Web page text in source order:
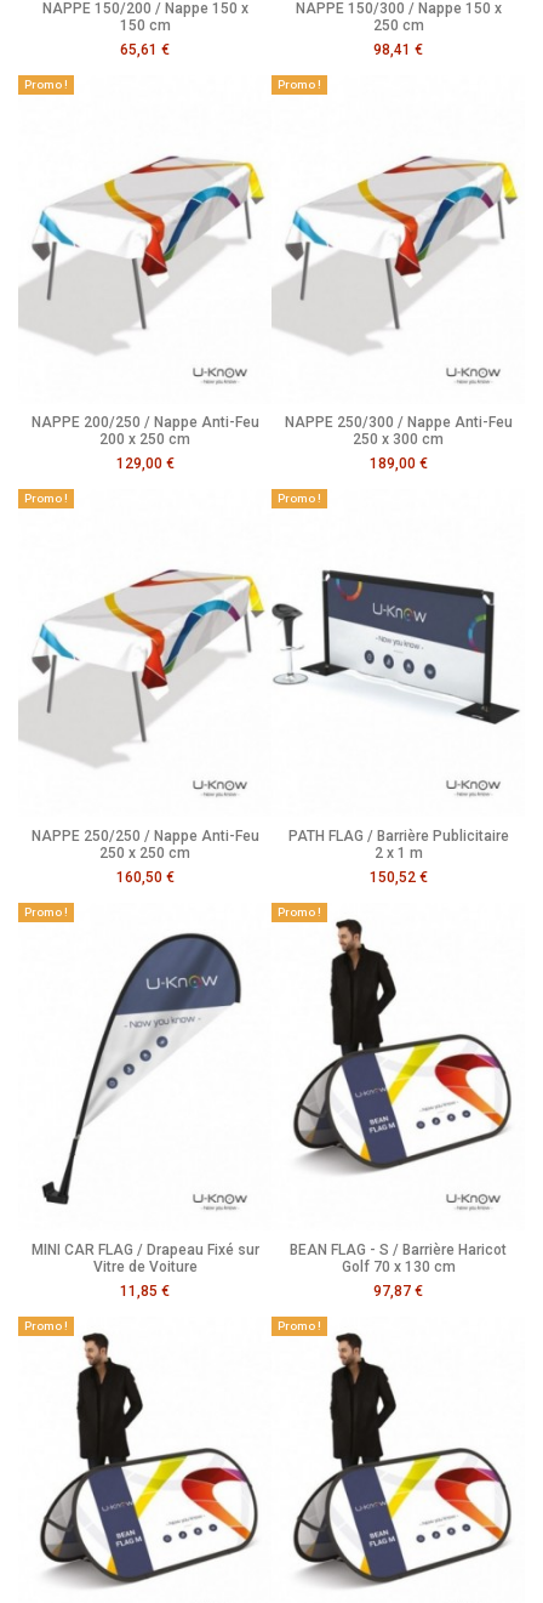
NAPPE 150/200 / Nappe 150 x
150 cm
65,61 €
NAPPE 150/300 / Nappe 150 x
250 cm
98,41 €
Promo !
NAPPE 200/250 / Nappe Anti-Feu
200 x 250 cm
129,00 €
Promo !
NAPPE 250/300 / Nappe Anti-Feu
250 x 300 cm
189,00 €
Promo !
NAPPE 250/250 / Nappe Anti-Feu
250 x 250 cm
160,50 €
Promo !
PATH FLAG / Barrière Publicitaire
2 x 1 m
150,52 €
Promo !
MINI CAR FLAG / Drapeau Fixé sur
Vitre de Voiture
11,85 €
Promo !
BEAN FLAG - S / Barrière Haricot
Golf 70 x 130 cm
97,87 €
Promo ! Promo !